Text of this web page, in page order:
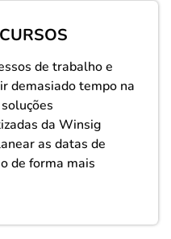
de trabalho e
demasiado tempo na
da Winsig
as datas de
de forma mais